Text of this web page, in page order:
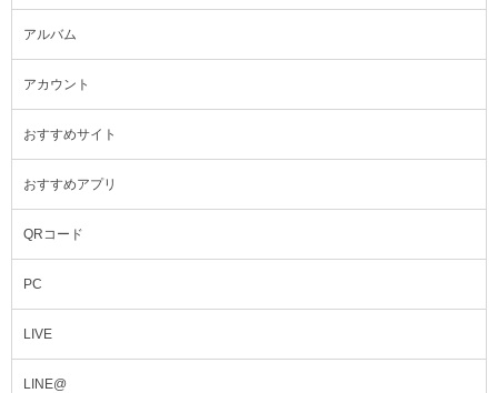
アルバム
アカウント
おすすめサイト
おすすめアプリ
QRコード
PC
LIVE
LINE@